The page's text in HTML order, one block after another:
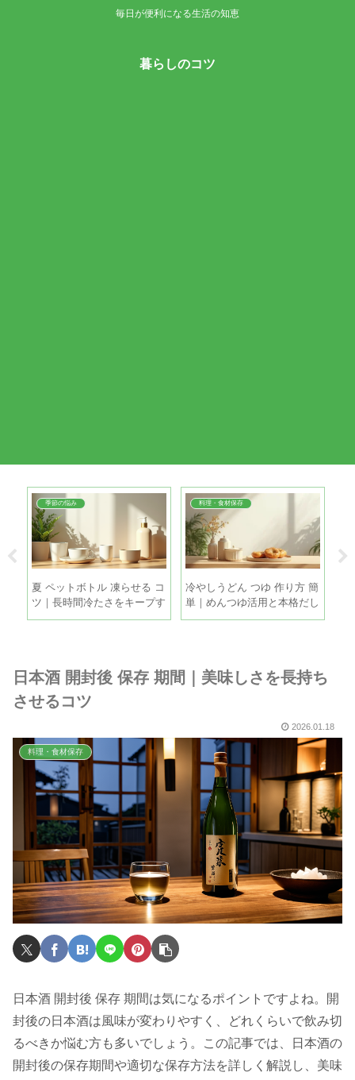
毎日が便利になる生活の知恵
暮らしのコツ
季節の悩み
夏 ペットボトル 凍らせる コ
ツ｜長時間冷たさをキープす
る5つの方法
料理・食材保存
冷やしうどん つゆ 作り方 簡
単｜めんつゆ活用と本格だし
を5分で
日本酒 開封後 保存 期間｜美味しさを長持ち
させるコツ
2026.01.18
料理・食材保存
日本酒 開封後 保存 期間は気になるポイントですよね。開
封後の日本酒は風味が変わりやすく、どれくらいで飲み切
るべきか悩む方も多いでしょう。この記事では、日本酒の
開封後の保存期間や適切な保存方法を詳しく解説し、美味